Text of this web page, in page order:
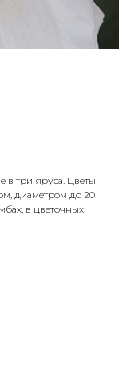
в три яруса. Цветы
диаметром до 20
в цветочных